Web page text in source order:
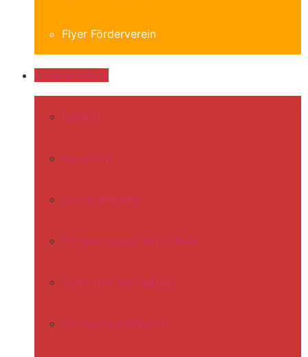
Flyer Förderverein
Unsere Schule
Leitbild
Kurzprofil
Schulrundgang
Förderkonzept der Schule
Team und Verwaltung
Rahmenstundenplan